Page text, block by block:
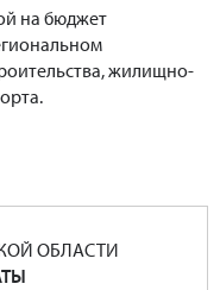
на бюджет
жилищно-
ОБЛАСТИ